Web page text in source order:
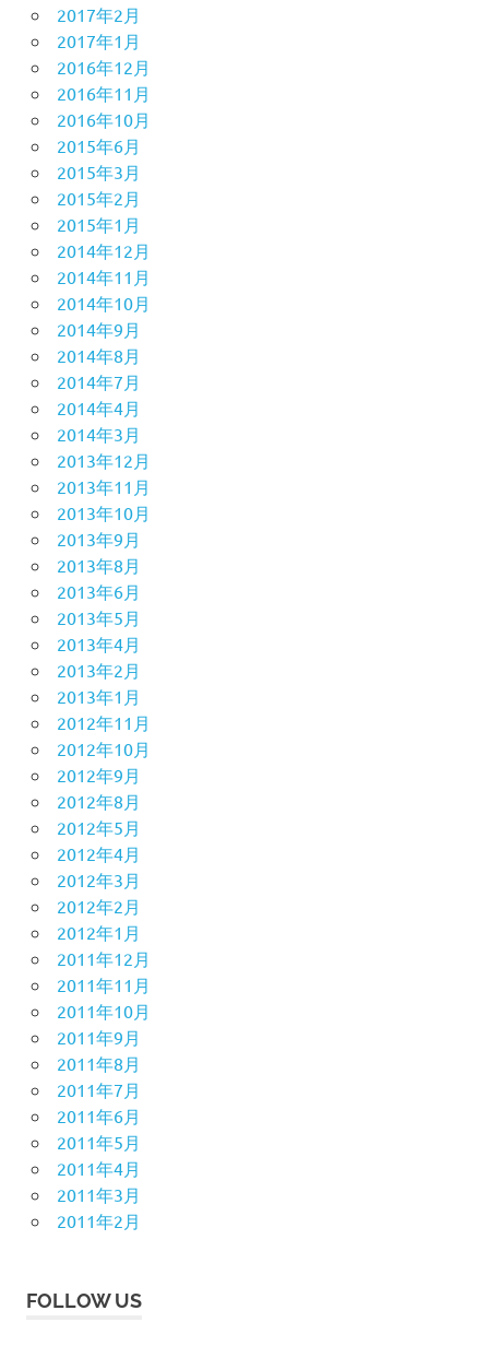
2017年2月
2017年1月
2016年12月
2016年11月
2016年10月
2015年6月
2015年3月
2015年2月
2015年1月
2014年12月
2014年11月
2014年10月
2014年9月
2014年8月
2014年7月
2014年4月
2014年3月
2013年12月
2013年11月
2013年10月
2013年9月
2013年8月
2013年6月
2013年5月
2013年4月
2013年2月
2013年1月
2012年11月
2012年10月
2012年9月
2012年8月
2012年5月
2012年4月
2012年3月
2012年2月
2012年1月
2011年12月
2011年11月
2011年10月
2011年9月
2011年8月
2011年7月
2011年6月
2011年5月
2011年4月
2011年3月
2011年2月
FOLLOW US